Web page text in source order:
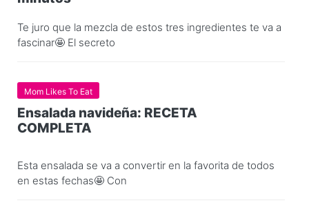
Te juro que la mezcla de estos tres ingredientes te va a
fascinar🤩 El secreto
Mom Likes To Eat
Ensalada navideña: RECETA
COMPLETA
Esta ensalada se va a convertir en la favorita de todos
en estas fechas🤩 Con